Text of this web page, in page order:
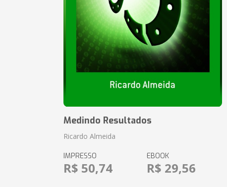
Medindo Resultados
Ricardo Almeida
IMPRESSO
R$ 50,74
EBOOK
R$ 29,56